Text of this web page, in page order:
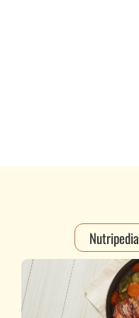
Nutripedia